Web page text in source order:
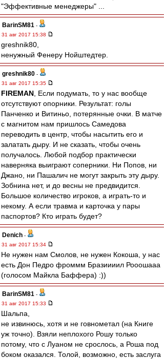
"Эффективные менеджеры" ...
BarinSM81 -
31 авг 2017 15:38
greshnik80,
ненужный Фенеру Нойштедтер.
greshnik80 -
31 авг 2017 15:35
FIREMAN , Если подумать, то у нас вообще
отсутствуют опорники. Результат: голы
Панченко и Витиньо, потерянные очки. В матче
с магнитом нам пришлось Самедова
переводить в центр, чтобы насытить его и
залатать дыру. И не сказать, чтобы очень
получалось. Любой подбор практически
наверняка выиграют соперники. Ни Попов, ни
Джано, ни Пашалич не могут закрыть эту дыру.
Зобнина нет, и до весны не предвидится.
Большое количество игроков, а играть-то и
некому. А если травма и карточка у пары
паспортов? Кто играть будет?
Denich -
31 авг 2017 15:34
Не нужен нам Смолов, не нужен Кокоша, у нас
есть Дон Педро фроммм Бразиииил Рооошааа
(голосом Майкла Баффера) :))
BarinSM81 -
31 авг 2017 15:33
Шальпа,
не извинюсь, хотя и не говнометал (на Книге
уж точно). Взяли неплохого Рошу только
потому, что с Луаном не срослось, а Роша под
боком оказался. Толой, возможно, есть заслуга